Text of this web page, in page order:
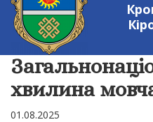
хвилина
01.08.2025